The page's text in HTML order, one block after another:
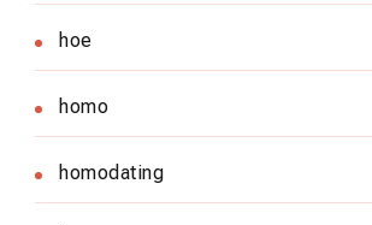
hoe
homo
homodating